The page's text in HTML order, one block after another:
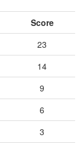
Score
23
14
9
6
3